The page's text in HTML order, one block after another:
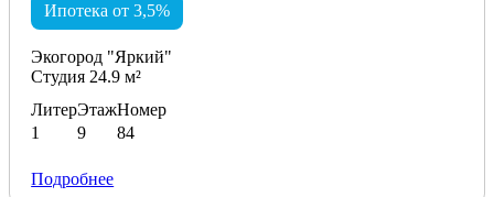
Ипотека от 3,5%
Экогород "Яркий"
Студия 24.9 м²
Литер
1
Этаж
9
Номер
84
Подробнее